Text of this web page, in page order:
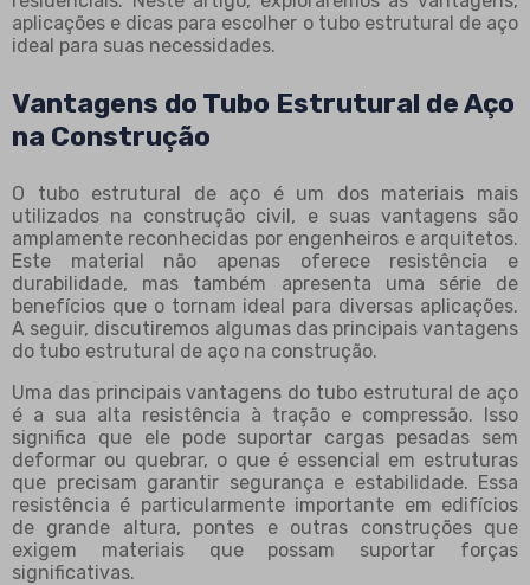
aplicações e dicas para escolher o tubo estrutural de aço
ideal para suas necessidades.
Vantagens do Tubo Estrutural de Aço
na Construção
O tubo estrutural de aço é um dos materiais mais
utilizados na construção civil, e suas vantagens são
amplamente reconhecidas por engenheiros e arquitetos.
Este material não apenas oferece resistência e
durabilidade, mas também apresenta uma série de
benefícios que o tornam ideal para diversas aplicações.
A seguir, discutiremos algumas das principais vantagens
do tubo estrutural de aço na construção.
Uma das principais vantagens do tubo estrutural de aço
é a sua alta resistência à tração e compressão. Isso
significa que ele pode suportar cargas pesadas sem
deformar ou quebrar, o que é essencial em estruturas
que precisam garantir segurança e estabilidade. Essa
resistência é particularmente importante em edifícios
de grande altura, pontes e outras construções que
exigem materiais que possam suportar forças
significativas.